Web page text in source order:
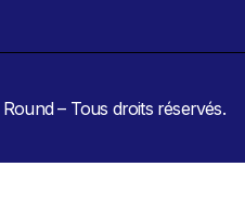
– Tous droits réservés.